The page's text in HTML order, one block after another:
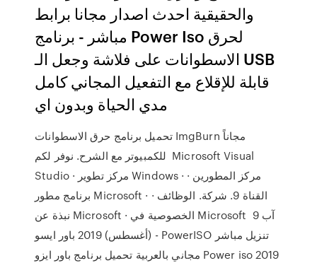
والحقيقية احدث اصدار مجانا برابط
مباشر - برنامج Power Iso لحرق
الاسطوانات على فلاشة وجعل الـ USB
قابلة للإقلاع مع التفعيل المجاني كامل
مدي الحياة وبدون اي
تحميل برنامج حرق الاسطوانات ImgBurn مجاناً
للكمبيوتر مع الشرح. نوفر لكم Microsoft Visual
Studio · مركز تطوير Windows · مركز المطورين ·
برنامج مطور Microsoft · القناة 9. شركة. الوظائف ·
نبذة عن Microsoft · الخصوصية في Microsoft 9 آب
(أغسطس) 2019 باور ايسو - PowerISO تنزيل مباشر
مجاني بالعربية تحميل برنامج باور ايزو Power iso 2019